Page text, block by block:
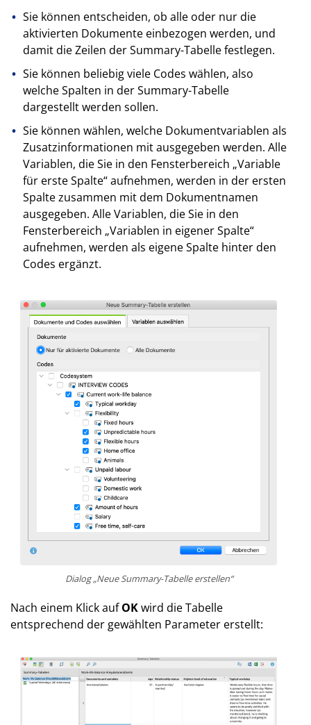
Sie können entscheiden, ob alle oder nur die
aktivierten Dokumente einbezogen werden, und
damit die Zeilen der Summary-Tabelle festlegen.
Sie können beliebig viele Codes wählen, also
welche Spalten in der Summary-Tabelle
dargestellt werden sollen.
Sie können wählen, welche Dokumentvariablen als
Zusatzinformationen mit ausgegeben werden. Alle
Variablen, die Sie in den Fensterbereich „Variable
für erste Spalte“ aufnehmen, werden in der ersten
Spalte zusammen mit dem Dokumentnamen
ausgegeben. Alle Variablen, die Sie in den
Fensterbereich „Variablen in eigener Spalte“
aufnehmen, werden als eigene Spalte hinter den
Codes ergänzt.
Dialog „Neue Summary-Tabelle erstellen“
Nach einem Klick aufOKwird die Tabelle
entsprechend der gewählten Parameter erstellt: